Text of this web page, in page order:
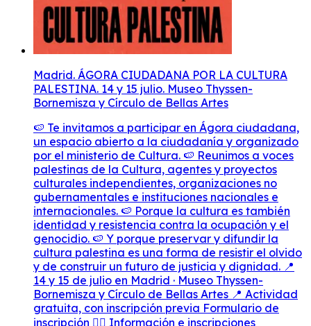
Madrid. ÁGORA CIUDADANA POR LA CULTURA
PALESTINA. 14 y 15 julio. Museo Thyssen-
Bornemisza y Círculo de Bellas Artes
🍉 Te invitamos a participar en Ágora ciudadana,
un espacio abierto a la ciudadanía y organizado
por el ministerio de Cultura. 🍉 Reunimos a voces
palestinas de la Cultura, agentes y proyectos
culturales independientes, organizaciones no
gubernamentales e instituciones nacionales e
internacionales. 🍉 Porque la cultura es también
identidad y resistencia contra la ocupación y el
genocidio. 🍉 Y porque preservar y difundir la
cultura palestina es una forma de resistir el olvido
y de construir un futuro de justicia y dignidad. 📍
14 y 15 de julio en Madrid · Museo Thyssen-
Bornemisza y Círculo de Bellas Artes 📍 Actividad
gratuita, con inscripción previa Formulario de
inscripción 👇🏽 Información e inscripciones